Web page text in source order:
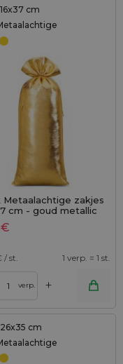
cm
Metaalachtige zakjes
cm - goud metallic
€
/ st. 1 verp. = 1 st.
verp. +
cm